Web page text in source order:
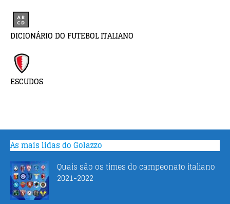
DICIONÁRIO DO FUTEBOL ITALIANO
ESCUDOS
As mais lidas do Golazzo
Quais são os times do campeonato italiano
2021-2022